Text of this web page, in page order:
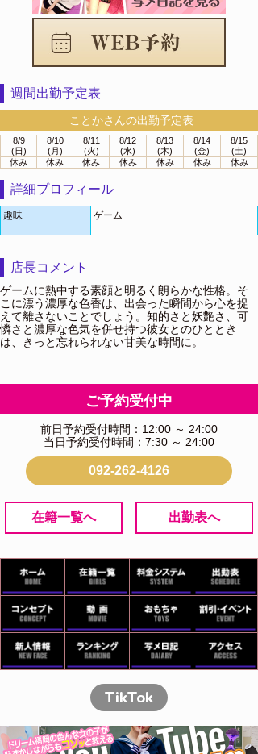
週間出勤予定表
ことかさんの出勤予定表
8/9
(日)
8/10
(月)
8/11
(火)
8/12
(水)
8/13
(木)
8/14
(金)
8/15
(土)
休み
休み 休み 休み 休み 休み 休み
詳細プロフィール
趣味 ゲーム
店長コメント
ゲームに熱中する素顔と明るく朗らかな性格。そ
こに漂う濃厚な色香は、出会った瞬間から心を捉
えて離さないことでしょう。知的さと妖艶さ、可
憐さと濃厚な色気を併せ持つ彼女とのひととき
は、きっと忘れられない甘美な時間に。
ご予約受付中
前日予約受付時間：12:00 ～ 24:00
当日予約受付時間：7:30 ～ 24:00
092-262-4126
在籍一覧へ 出勤表へ
TikTok